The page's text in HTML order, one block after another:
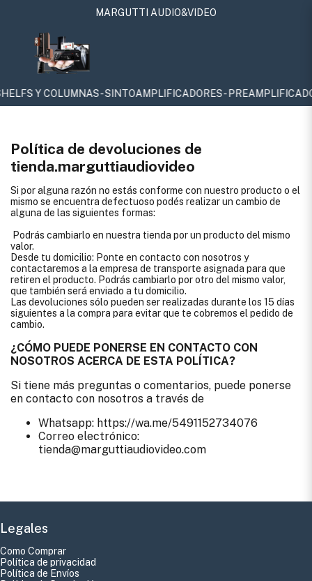
MARGUTTI AUDIO&VIDEO
Y COLUMNAS - SINTOAMPLIFICADORES -
Política de devoluciones de
tienda.marguttiaudiovideo
Si por alguna razón no estás conforme con nuestro producto o el
mismo se encuentra defectuoso podés realizar un cambio de
alguna de las siguientes formas:
Podrás cambiarlo en nuestra tienda por un producto del mismo
valor.
Desde tu domicilio: Ponte en contacto con nosotros y
contactaremos a la empresa de transporte asignada para que
retiren el producto. Podrás cambiarlo por otro del mismo valor,
que también será enviado a tu domicilio.
Las devoluciones sólo pueden ser realizadas durante los 15 días
siguientes a la compra para evitar que te cobremos el pedido de
cambio.
¿CÓMO PUEDE PONERSE EN CONTACTO CON
NOSOTROS ACERCA DE ESTA POLÍTICA?
Si tiene más preguntas o comentarios, puede ponerse
en contacto con nosotros a través de
Whatsapp: https://wa.me/5491152734076
Correo electrónico:
tienda@marguttiaudiovideo.com
Legales
Como Comprar
Política de privacidad
Política de Envíos